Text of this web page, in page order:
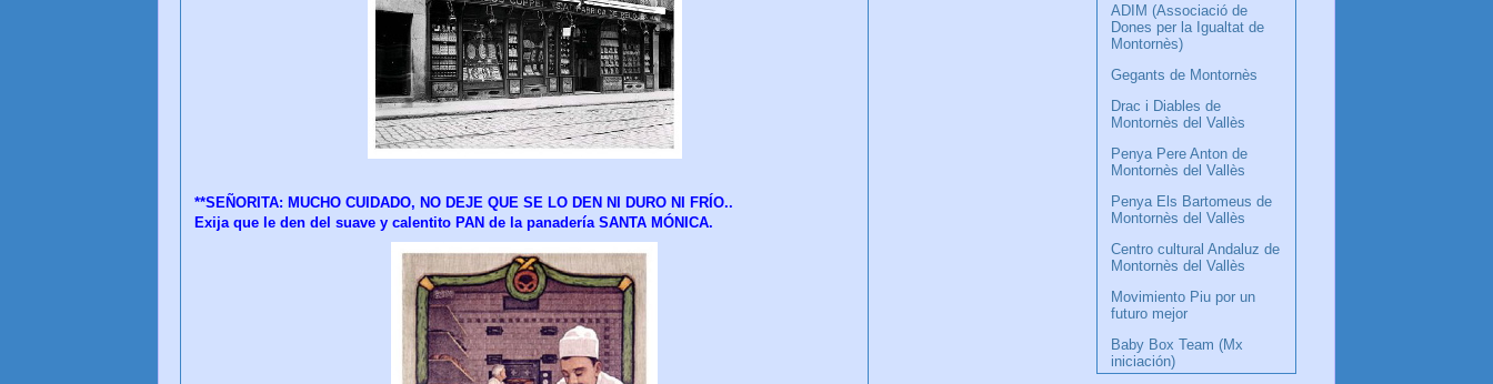
**SEÑORITA: MUCHO CUIDADO, NO DEJE QUE SE LO DEN NI DURO NI FRÍO..
Exija que le den del suave y calentito PAN de la panadería SANTA MÓNICA.
ADIM (Associació de
Dones per la Igualtat de
Montornès)
Gegants de Montornès
Drac i Diables de
Montornès del Vallès
Penya Pere Anton de
Montornès del Vallès
Penya Els Bartomeus de
Montornès del Vallès
Centro cultural Andaluz de
Montornès del Vallès
Movimiento Piu por un
futuro mejor
Baby Box Team (Mx
iniciación)